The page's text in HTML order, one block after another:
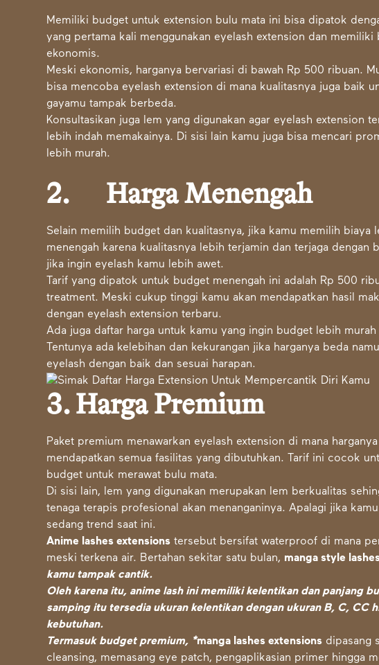
Memiliki budget untuk extension bulu mata ini bisa dipatok
yang pertama kali menggunakan eyelash extension dan
ekonomis.
Meski ekonomis, harganya bervariasi di bawah Rp 500 ribuan.
bisa mencoba eyelash extension di mana kualitasnya juga baik
gayamu tampak berbeda.
Konsultasikan juga lem yang digunakan agar eyelash extension
lebih indah memakainya. Di sisi lain kamu juga bisa mencari
lebih murah.
2. Harga Menengah
Selain memilih budget dan kualitasnya, jika kamu memilih biaya
menengah karena kualitasnya lebih terjamin dan terjaga dengan
jika ingin eyelash kamu lebih awet.
Tarif yang dipatok untuk budget menengah ini adalah Rp 500
treatment. Meski cukup tinggi kamu akan mendapatkan hasil
dengan eyelash extension terbaru.
Ada juga daftar harga untuk kamu yang ingin budget lebih
Tentunya ada kelebihan dan kekurangan jika harganya beda
eyelash dengan baik dan sesuai harapan.
3. Harga Premium
Paket premium menawarkan eyelash extension di mana
mendapatkan semua fasilitas yang dibutuhkan. Tarif ini cocok
budget untuk merawat bulu mata.
Di sisi lain, lem yang digunakan merupakan lem berkualitas
tenaga terapis profesional akan menanganinya. Apalagi jika
sedang trend saat ini.
Anime lashes extensions tersebut bersifat waterproof di mana
meski terkena air. Bertahan sekitar satu bulan, manga style
kamu tampak cantik.
Oleh karena itu, anime lash ini memiliki kelentikan dan panjang
samping itu tersedia ukuran kelentikan dengan ukuran B, C, CC
kebutuhan.
Termasuk budget premium, *manga lashes extensions dipasang
cleansing, memasang eye patch, pengaplikasian primer hingga